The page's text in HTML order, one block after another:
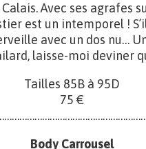
Avec ses agrafes
est un intemporel !
avec un dos nu…
laisse-moi deviner
Tailles 85B à 95D
75 €
Body Carrousel